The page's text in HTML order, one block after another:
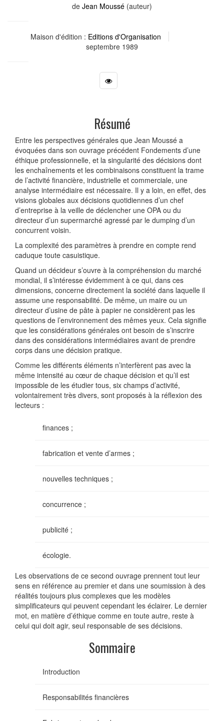
de Jean Moussé (auteur)
Maison d'édition : Editions d'Organisation
septembre 1989
Résumé
Entre les perspectives générales que Jean Moussé a
évoquées dans son ouvrage précédent Fondements d’une
éthique professionnelle, et la singularité des décisions dont
les enchaînements et les combinaisons constituent la trame
de l’activité financière, industrielle et commerciale, une
analyse intermédiaire est nécessaire. Il y a loin, en effet, des
visions globales aux décisions quotidiennes d’un chef
d’entreprise à la veille de déclencher une OPA ou du
directeur d’un supermarché agressé par le dumping d’un
concurrent voisin.
La complexité des paramètres à prendre en compte rend
caduque toute casuistique.
Quand un décideur s’ouvre à la compréhension du marché
mondial, il s’intéresse évidemment à ce qui, dans ces
dimensions, concerne directement la société dans laquelle il
assume une responsabilité. De même, un maire ou un
directeur d’usine de pâte à papier ne considèrent pas les
questions de l’environnement des mêmes yeux. Cela signifie
que les considérations générales ont besoin de s’inscrire
dans des considérations intermédiaires avant de prendre
corps dans une décision pratique.
Comme les différents éléments n’interfèrent pas avec la
même intensité au cœur de chaque décision et qu’il est
impossible de les étudier tous, six champs d’activité,
volontairement très divers, sont proposés à la réflexion des
lecteurs :
finances ;
fabrication et vente d’armes ;
nouvelles techniques ;
concurrence ;
publicité ;
écologie.
Les observations de ce second ouvrage prennent tout leur
sens en référence au premier et dans une soumission à des
réalités toujours plus complexes que les modèles
simplificateurs qui peuvent cependant les éclairer. Le dernier
mot, en matière d’éthique comme en toute autre, reste à
celui qui doit agir, seul responsable de ses décisions.
Sommaire
Introduction
Responsabilités financières